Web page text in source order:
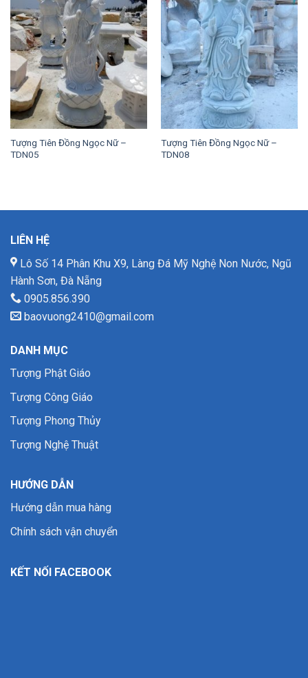
Tượng Tiên Đồng Ngọc Nữ –
TDN05
Tượng Tiên Đồng Ngọc Nữ –
TDN08
LIÊN HỆ
Lô Số 14 Phân Khu X9, Làng Đá Mỹ Nghệ Non Nước, Ngũ
Hành Sơn, Đà Nẵng
0905.856.390
baovuong2410@gmail.com
DANH MỤC
Tượng Phật Giáo
Tượng Công Giáo
Tượng Phong Thủy
Tượng Nghệ Thuật
HƯỚNG DẪN
Hướng dẫn mua hàng
Chính sách vận chuyển
KẾT NỐI FACEBOOK